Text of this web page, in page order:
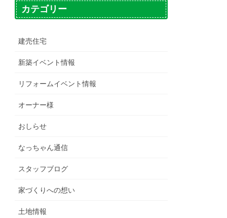
カテゴリー
建売住宅
新築イベント情報
リフォームイベント情報
オーナー様
おしらせ
なっちゃん通信
スタッフブログ
家づくりへの想い
土地情報